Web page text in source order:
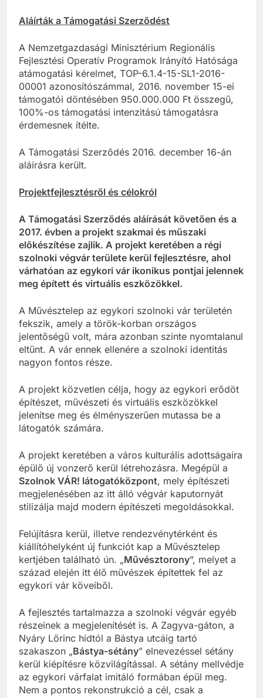
Aláírták a Támogatási Szerződést
A Nemzetgazdasági Minisztérium Regionális
Fejlesztési Operatív Programok Irányító Hatósága
atámogatási kérelmet, TOP-6.1.4-15-SL1-2016-
00001 azonosítószámmal, 2016. november 15-ei
támogatói döntésében 950.000.000 Ft összegű,
100%-os támogatási intenzitású támogatásra
érdemesnek ítélte.
A Támogatási Szerződés 2016. december 16-án
aláírásra került.
Projektfejlesztésről és célokról
A Támogatási Szerződés aláírását követően és a
2017. évben a projekt szakmai és műszaki
előkészítése zajlik. A projekt keretében a régi
szolnoki végvár területe kerül fejlesztésre, ahol
várhatóan az egykori vár ikonikus pontjai jelennek
meg épített és virtuális eszközökkel.
A Művésztelep az egykori szolnoki vár területén
fekszik, amely a török-korban országos
jelentőségű volt, mára azonban szinte nyomtalanul
eltűnt. A vár ennek ellenére a szolnoki identitás
nagyon fontos része.
A projekt közvetlen célja, hogy az egykori erődöt
építészet, művészeti és virtuális eszközökkel
jelenítse meg és élményszerűen mutassa be a
látogatók számára.
A projekt keretében a város kulturális adottságaira
épülő új vonzerő kerül létrehozásra. Megépül a
Szolnok VÁR! látogatóközpont, mely építészeti
megjelenésében az itt álló végvár kaputornyát
stilizálja majd modern építészeti megoldásokkal.
Felújításra kerül, illetve rendezvénytérként és
kiállítóhelyként új funkciót kap a Művésztelep
kertjében található ún. „Művésztorony”, melyet a
század elején itt élő művészek építettek fel az
egykori vár köveiből.
A fejlesztés tartalmazza a szolnoki végvár egyéb
részeinek a megjelenítését is. A Zagyva-gáton, a
Nyáry Lőrinc hídtól a Bástya utcáig tartó
szakaszon „Bástya-sétány” elnevezéssel sétány
kerül kiépítésre közvilágítással. A sétány mellvédje
az egykori várfalat imitáló formában épül meg.
Nem a pontos rekonstrukció a cél, csak a